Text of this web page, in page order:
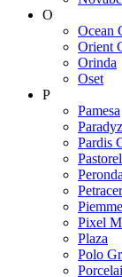
O
Ocean
Orient
Orinda
Oset
P
Pamesa
Paradyz
Pardis
Peronda
Pixel
Plaza
Polo